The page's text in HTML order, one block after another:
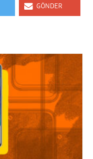
GÖNDER